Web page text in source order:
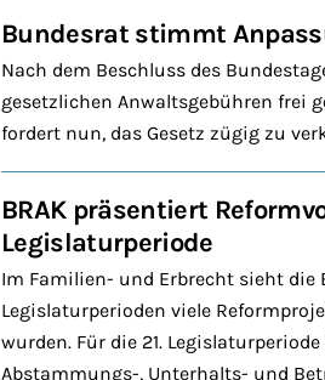
Bundesrat stimmt
Nach dem Beschluss des
gesetzlichen Anwaltsgebühren frei
fordert nun, das Gesetz zügig zu
BRAK präsentiert
Legislaturperiode
Im Familien- und Erbrecht sieht die
Legislaturperioden viele
wurden. Für die 21.
Abstammungs-, Unterhalts- und